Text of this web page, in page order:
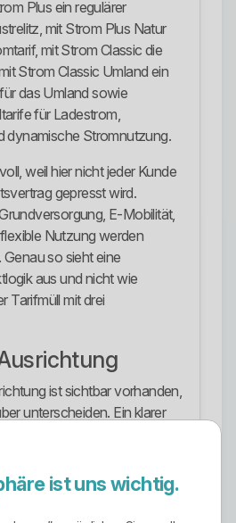
Plus ein regulärer
mit Strom Plus Natur
mit Strom Classic die
Strom Classic Umland ein
das Umland sowie
für Ladestrom,
dynamische Stromnutzung.
weil hier nicht jeder Kunde
gepresst wird.
E-Mobilität,
Nutzung werden
so sieht eine
aus und nicht wie
Tarifmüll mit drei
ist sichtbar vorhanden,
unterscheiden. Ein klarer
dieser Tarif mit Strom aus
beschrieben.
ist uns wichtig.